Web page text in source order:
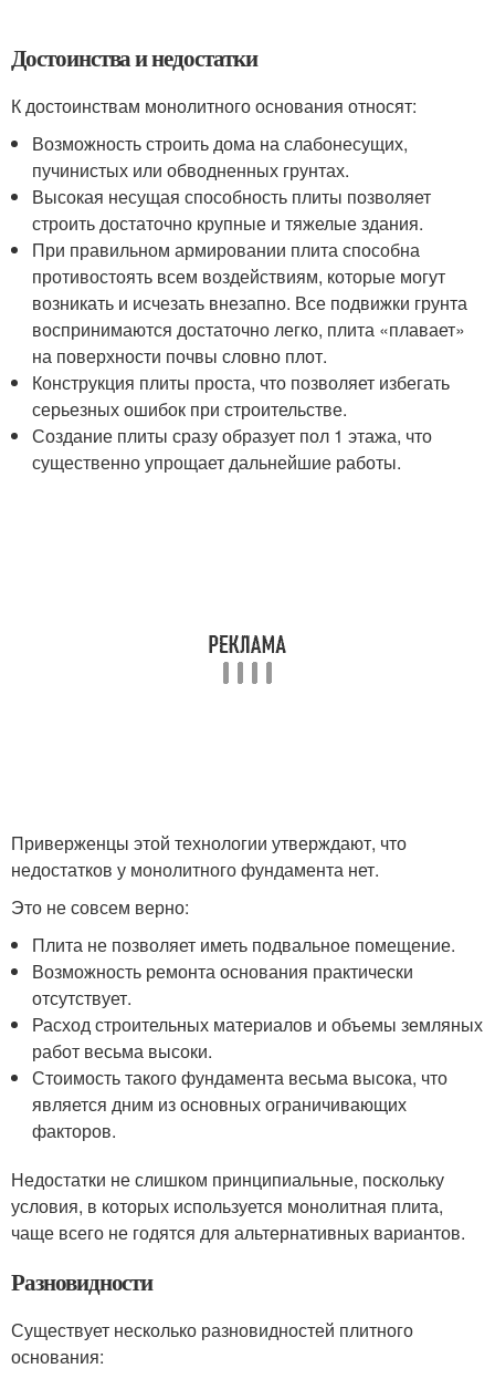
Достоинства и недостатки
К достоинствам монолитного основания относят:
Возможность строить дома на слабонесущих,
пучинистых или обводненных грунтах.
Высокая несущая способность плиты позволяет
строить достаточно крупные и тяжелые здания.
При правильном армировании плита способна
противостоять всем воздействиям, которые могут
возникать и исчезать внезапно. Все подвижки грунта
воспринимаются достаточно легко, плита «плавает»
на поверхности почвы словно плот.
Конструкция плиты проста, что позволяет избегать
серьезных ошибок при строительстве.
Создание плиты сразу образует пол 1 этажа, что
существенно упрощает дальнейшие работы.
Приверженцы этой технологии утверждают, что
недостатков у монолитного фундамента нет.
Это не совсем верно:
Плита не позволяет иметь подвальное помещение.
Возможность ремонта основания практически
отсутствует.
Расход строительных материалов и объемы земляных
работ весьма высоки.
Стоимость такого фундамента весьма высока, что
является дним из основных ограничивающих
факторов.
Недостатки не слишком принципиальные, поскольку
условия, в которых используется монолитная плита,
чаще всего не годятся для альтернативных вариантов.
Разновидности
Существует несколько разновидностей плитного
основания: